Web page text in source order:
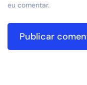
eu comentar.